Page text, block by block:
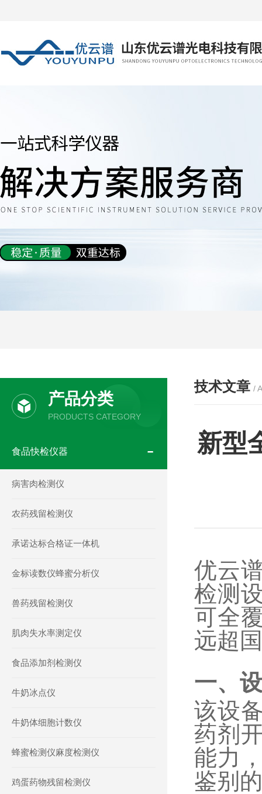
技术文章 /
新型
优云
检测
可全
远超
一、
该设
药剂
能力
鉴别
产品分类
PRODUCTS CATEGORY
食品快检仪器
病害肉检测仪
农药残留检测仪
承诺达标合格证一体机
金标读数仪蜂蜜分析仪
兽药残留检测仪
肌肉失水率测定仪
食品添加剂检测仪
牛奶冰点仪
牛奶体细胞计数仪
蜂蜜检测仪麻度检测仪
鸡蛋药物残留检测仪